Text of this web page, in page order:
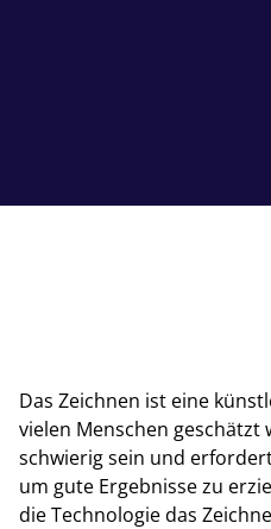
Das Zeichnen ist eine
vielen Menschen geschätzt
schwierig sein und
um gute Ergebnisse zu
die Technologie das